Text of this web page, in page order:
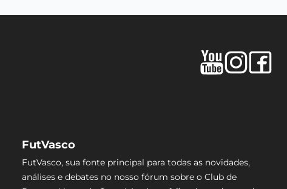
FutVasco
FutVasco, sua fonte principal para todas as novidades,
análises e debates no nosso fórum sobre o Club de